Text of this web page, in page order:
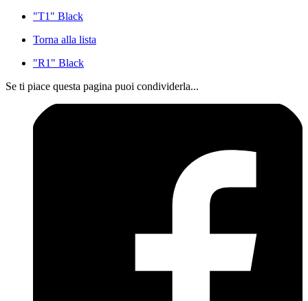
"T1" Black
Torna alla lista
"R1" Black
Se ti piace questa pagina puoi condividerla...